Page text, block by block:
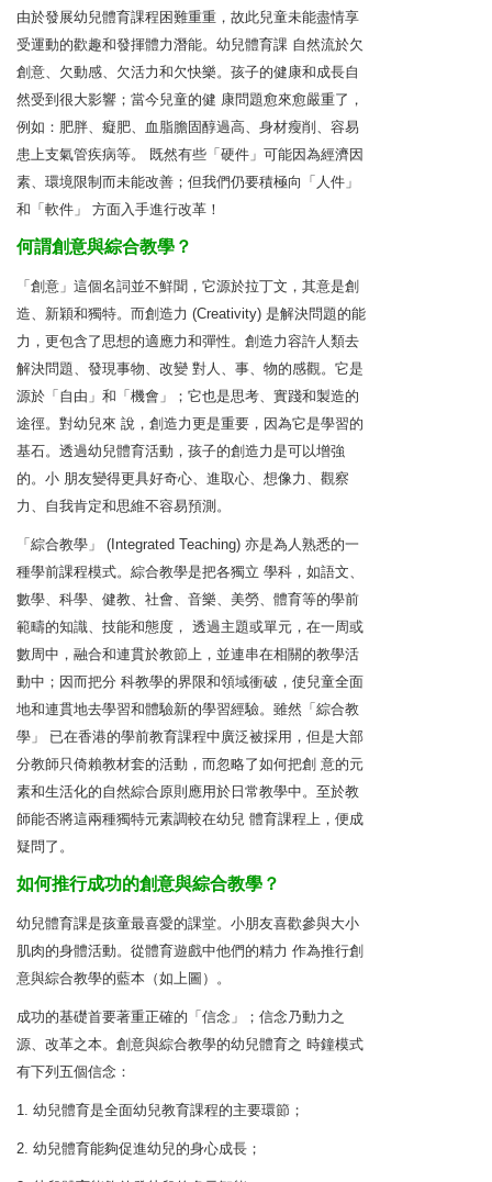
由於發展幼兒體育課程困難重重，故此兒童未能盡情享
受運動的歡趣和發揮體力潛能。幼兒體育課 自然流於欠
創意、欠動感、欠活力和欠快樂。孩子的健康和成長自
然受到很大影響；當今兒童的健 康問題愈來愈嚴重了，
例如：肥胖、癡肥、血脂膽固醇過高、身材瘦削、容易
患上支氣管疾病等。 既然有些「硬件」可能因為經濟因
素、環境限制而未能改善；但我們仍要積極向「人件」
和「軟件」 方面入手進行改革！
何謂創意與綜合教學？
「創意」這個名詞並不鮮聞，它源於拉丁文，其意是創
造、新穎和獨特。而創造力 (Creativity) 是解決問題的能
力，更包含了思想的適應力和彈性。創造力容許人類去
解決問題、發現事物、改變 對人、事、物的感觀。它是
源於「自由」和「機會」；它也是思考、實踐和製造的
途徑。對幼兒來 說，創造力更是重要，因為它是學習的
基石。透過幼兒體育活動，孩子的創造力是可以增強
的。小 朋友變得更具好奇心、進取心、想像力、觀察
力、自我肯定和思維不容易預測。
「綜合教學」 (Integrated Teaching) 亦是為人熟悉的一
種學前課程模式。綜合教學是把各獨立 學科，如語文、
數學、科學、健教、社會、音樂、美勞、體育等的學前
範疇的知識、技能和態度， 透過主題或單元，在一周或
數周中，融合和連貫於教節上，並連串在相關的教學活
動中；因而把分 科教學的界限和領域衝破，使兒童全面
地和連貫地去學習和體驗新的學習經驗。雖然「綜合教
學」 已在香港的學前教育課程中廣泛被採用，但是大部
分教師只倚賴教材套的活動，而忽略了如何把創 意的元
素和生活化的自然綜合原則應用於日常教學中。至於教
師能否將這兩種獨特元素調較在幼兒 體育課程上，便成
疑問了。
如何推行成功的創意與綜合教學？
幼兒體育課是孩童最喜愛的課堂。小朋友喜歡參與大小
肌肉的身體活動。從體育遊戲中他們的精力 作為推行創
意與綜合教學的藍本（如上圖）。
成功的基礎首要著重正確的「信念」；信念乃動力之
源、改革之本。創意與綜合教學的幼兒體育之 時鐘模式
有下列五個信念：
1. 幼兒體育是全面幼兒教育課程的主要環節；
2. 幼兒體育能夠促進幼兒的身心成長；